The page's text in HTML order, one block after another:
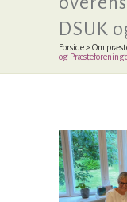
DSUK
Forside> Om
og